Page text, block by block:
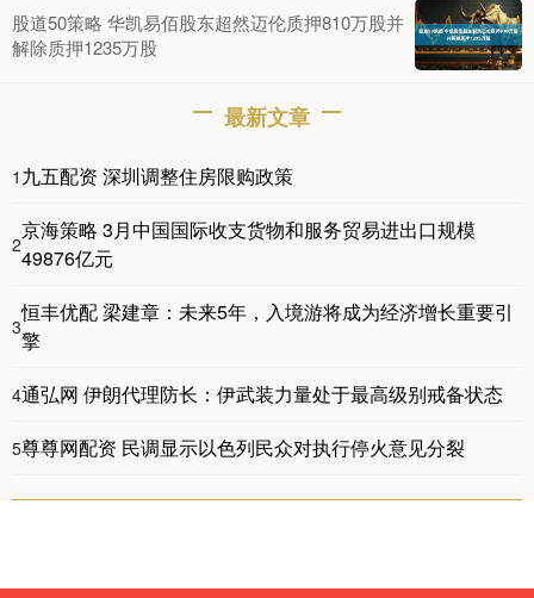
股道50策略 华凯易佰股东超然迈伦质押810万股并
解除质押1235万股
最新文章
1 九五配资 深圳调整住房限购政策
2
京海策略 3月中国国际收支货物和服务贸易进出口规模
49876亿元
3
恒丰优配 梁建章：未来5年，入境游将成为经济增长重要引
擎
4通弘网 伊朗代理防长：伊武装力量处于最高级别戒备状态
5尊尊网配资 民调显示以色列民众对执行停火意见分裂